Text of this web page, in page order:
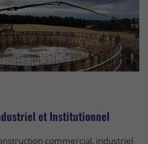
et Institutionnel
commercial, industriel